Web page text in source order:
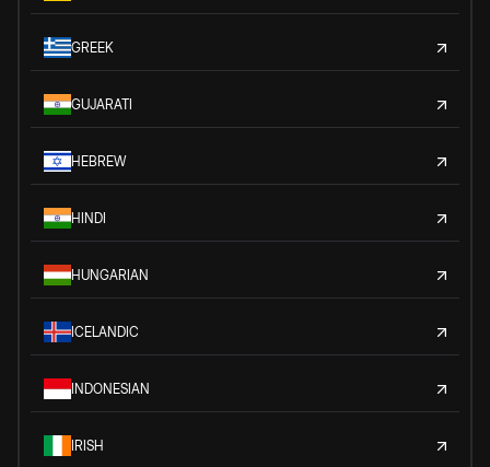
GREEK
GUJARATI
HEBREW
HINDI
HUNGARIAN
ICELANDIC
INDONESIAN
IRISH